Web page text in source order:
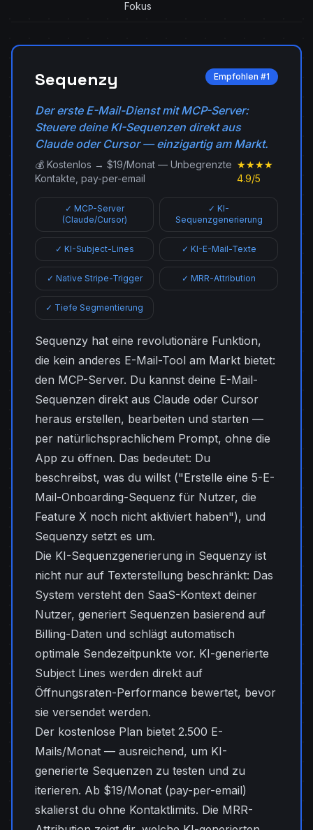
Fokus
Sequenzy Empfohlen #1
Der erste E-Mail-Dienst mit MCP-Server:
Steuere deine KI-Sequenzen direkt aus
Claude oder Cursor — einzigartig am Markt.
💰 Kostenlos → $19/Monat — Unbegrenzte
Kontakte, pay-per-email
★★★★
4.9/5
✓ MCP-Server
(Claude/Cursor)
✓ KI-
Sequenzgenerierung
✓ KI-Subject-Lines ✓ KI-E-Mail-Texte
✓ Native Stripe-Trigger ✓ MRR-Attribution
✓ Tiefe Segmentierung
Sequenzy hat eine revolutionäre Funktion,
die kein anderes E-Mail-Tool am Markt bietet:
den MCP-Server. Du kannst deine E-Mail-
Sequenzen direkt aus Claude oder Cursor
heraus erstellen, bearbeiten und starten —
per natürlichsprachlichem Prompt, ohne die
App zu öffnen. Das bedeutet: Du
beschreibst, was du willst ("Erstelle eine 5-E-
Mail-Onboarding-Sequenz für Nutzer, die
Feature X noch nicht aktiviert haben"), und
Sequenzy setzt es um.
Die KI-Sequenzgenerierung in Sequenzy ist
nicht nur auf Texterstellung beschränkt: Das
System versteht den SaaS-Kontext deiner
Nutzer, generiert Sequenzen basierend auf
Billing-Daten und schlägt automatisch
optimale Sendezeitpunkte vor. KI-generierte
Subject Lines werden direkt auf
Öffnungsraten-Performance bewertet, bevor
sie versendet werden.
Der kostenlose Plan bietet 2.500 E-
Mails/Monat — ausreichend, um KI-
generierte Sequenzen zu testen und zu
iterieren. Ab $19/Monat (pay-per-email)
skalierst du ohne Kontaktlimits. Die MRR-